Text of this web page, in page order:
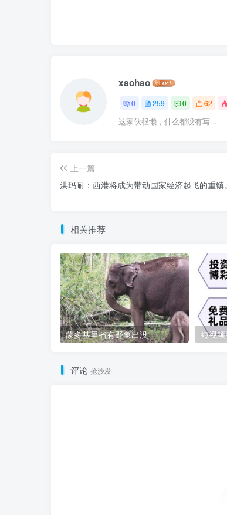
xaohao
0 259 0 62
这家伙很懒，什么都没有写...
上一篇
洪玛耐：西港将成为带动国家经济起飞的重镇。
相关推荐
蒙多基里省有野象出没
评论 抢沙发